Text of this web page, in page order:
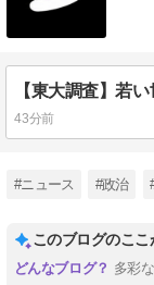
43分前
#ニュース #政治
このブログのここ
多彩